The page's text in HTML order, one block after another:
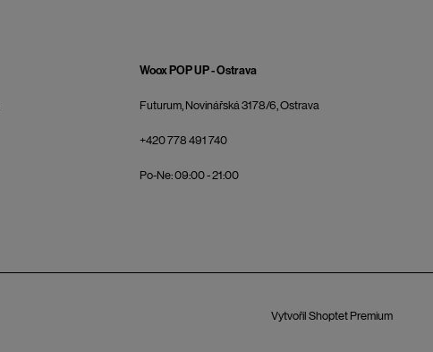
Woox POP UP - Ostrava
Futurum, Novinářská 3178/6, Ostrava
+420 778 491 740
Po-Ne: 09:00 - 21:00
Vytvořil Shoptet Premium